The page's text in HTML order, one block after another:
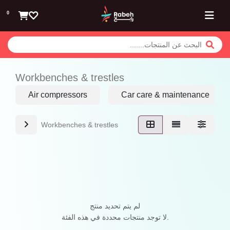
0
Workbenches & trestles
Air compressors Car care & maintenance
Workbenches & trestles
لم يتم تحديد منتج